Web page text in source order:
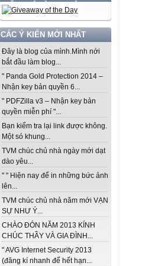
MIỄN PHÍ HÀNG NGÀY
CÁC Ý KIẾN MỚI NHẤT
Đây là blog của mình.Mình nới
bắt đầu làm blog...
" Panda Gold Protection 2014 –
Nhận key bản quyền 6...
" PDFZilla v3 – Nhận key bản
quyền miễn phí "...
Bạn kiểm tra lại link được không.
Một só khung...
TVM chúc chủ nhà ngày mới dạt
dào yêu...
" " Hiện nay để in những bức ảnh
lên...
TVM chúc chủ nhả năm mới VẠN
SỰ NHƯ Ý...
CHÀO ĐÓN NĂM 2013 KÍNH
CHÚC THẦY VÀ GIA ĐÌNH...
" AVG Internet Security 2013
(đăng kí nhanh để hết hạn...